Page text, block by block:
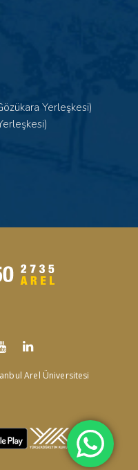
Yerleşkesi)
Arel Üniversitesi